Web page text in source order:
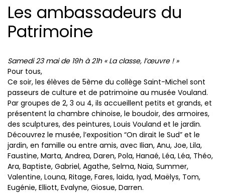
Les ambassadeurs du
Patrimoine
Samedi 23 mai de 19h à 21h « La classe, l’œuvre ! »
Pour tous,
Ce soir, les élèves de 5ème du collège Saint-Michel sont
passeurs de culture et de patrimoine au musée Vouland.
Par groupes de 2, 3 ou 4, ils accueillent petits et grands, et
présentent la chambre chinoise, le boudoir, des armoires,
des sculptures, des peintures, Louis Vouland et le jardin.
Découvrez le musée, l’exposition “On dirait le Sud” et le
jardin, en famille ou entre amis, avec Ilian, Anu, Joe, Lila,
Faustine, Marta, Andrea, Daren, Pola, Hanaé, Léa, Léa, Théo,
Ara, Baptiste, Gabriel, Agathe, Selma, Naïa, Summer,
Valentine, Louna, Ritage, Fares, laida, Iyad, Maëlys, Tom,
Eugénie, Elliott, Evalyne, Giosue, Darren.